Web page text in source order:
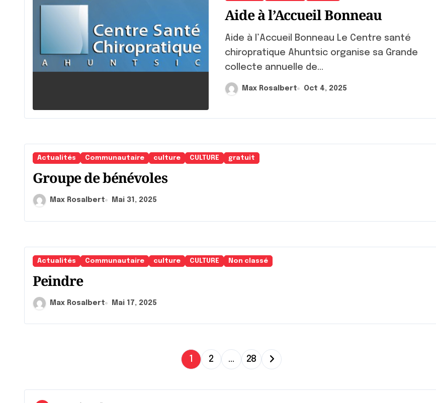
Aide à l’Accueil Bonneau
Aide à l’Accueil Bonneau Le Centre santé
chiropratique Ahuntsic organise sa Grande
collecte annuelle de...
Max Rosalbert Oct 4, 2025
Actualités Communautaire culture CULTURE gratuit
Groupe de bénévoles
Max Rosalbert Mai 31, 2025
Actualités Communautaire culture CULTURE Non classé
Peindre
Max Rosalbert Mai 17, 2025
P
2 … 28